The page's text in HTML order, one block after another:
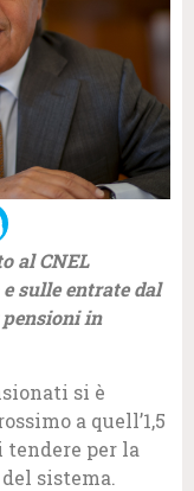
al CNEL
sulle entrate dal
in
si è
a quell’1,5
per la
sistema.